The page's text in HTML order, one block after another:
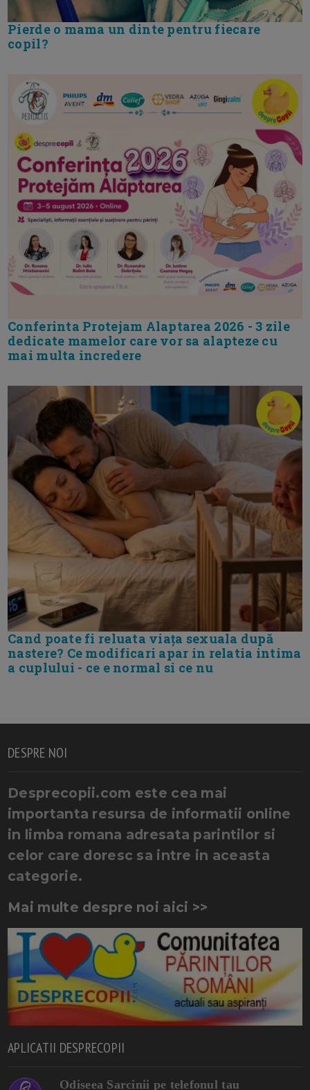
Pierde o mama un dinte pentru fiecare
copil?
Conferinta Protejam Alaptarea 2026 - 3 zile
dedicate mamelor care vor sa alapteze cu
mai multa incredere
Cand poate fi reluata viața sexuala după
nastere? Ce modificari apar in relatia intima
a cuplului - ce e normal si ce nu
DESPRE NOI
Desprecopii.com este cea mai
importanta resursa de informatii online
in limba romana adresata parintilor si
celor care doresc sa intre in aceasta
categorie.
Mai multe despre noi aici >>
APLICATII DESPRECOPII
Odiseea Sarcinii pe telefonul tau